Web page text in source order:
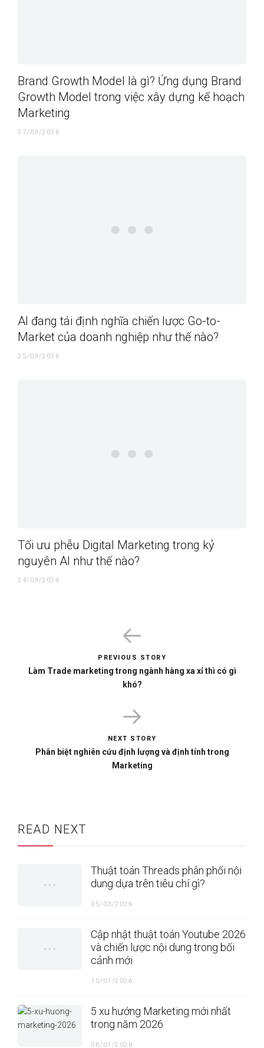
Brand Growth Model là gì? Ứng dụng Brand
Growth Model trong việc xây dựng kế hoạch
Marketing
27/03/2026
AI đang tái định nghĩa chiến lược Go-to-
Market của doanh nghiệp như thế nào?
25/03/2026
Tối ưu phễu Digital Marketing trong kỷ
nguyên AI như thế nào?
24/03/2026
PREVIOUS STORY
Làm Trade marketing trong ngành hàng xa xỉ thì có gì
khó?
NEXT STORY
Phân biệt nghiên cứu định lượng và định tính trong
Marketing
READ NEXT
Thuật toán Threads phân phối nội
dung dựa trên tiêu chí gì?
05/03/2026
Cập nhật thuật toán Youtube 2026
và chiến lược nội dung trong bối
cảnh mới
15/01/2026
5 xu hướng Marketing mới nhất
trong năm 2026
06/01/2026